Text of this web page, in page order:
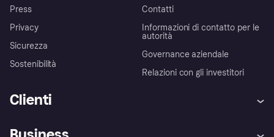
Press
Privacy
Sicurezza
Sostenibilità
Contatti
Informazioni di contatto per le
autorità
Governance aziendale
Relazioni con gli investitori
Clienti
Assistenza